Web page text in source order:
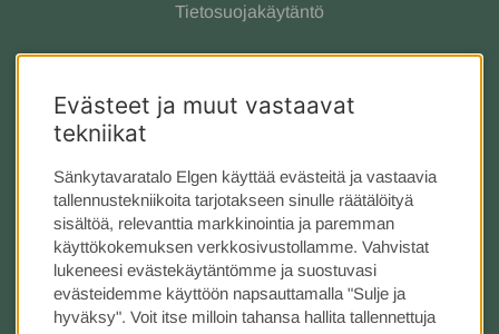
Tietosuojakäytäntö
Meistä
Tarjous
Kauppa Tukholmassa
Seuraa meitä
Instagram
Evästeet ja muut vastaavat
tekniikat
Sänkytavaratalo Elgen käyttää evästeitä ja vastaavia
tallennustekniikoita tarjotakseen sinulle räätälöityä
sisältöä, relevanttia markkinointia ja paremman
käyttökokemuksen verkkosivustollamme. Vahvistat
lukeneesi evästekäytäntömme ja suostuvasi
evästeidemme käyttöön napsauttamalla "Sulje ja
hyväksy". Voit itse milloin tahansa hallita tallennettuja